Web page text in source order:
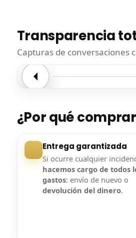
Transparencia
Capturas de conversaciones
¿Por qué
Entrega garantizada
Si ocurre cualquier
hacemos cargo de todos
gastos: envío de nuevo o
devolución del dinero.